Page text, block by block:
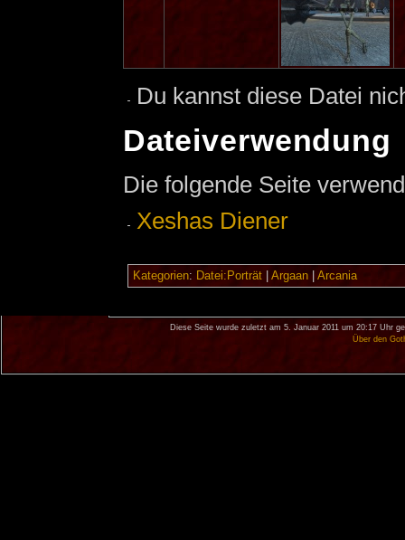
Du kannst diese Datei
Dateiverwendung
Die folgende Seite
Xeshas Diener
Kategorien: Datei:Porträt| Argaan| Arcania
Diese Seite wurde zuletzt am 5. Januar 2011 um 20:17 Uhr
Über den